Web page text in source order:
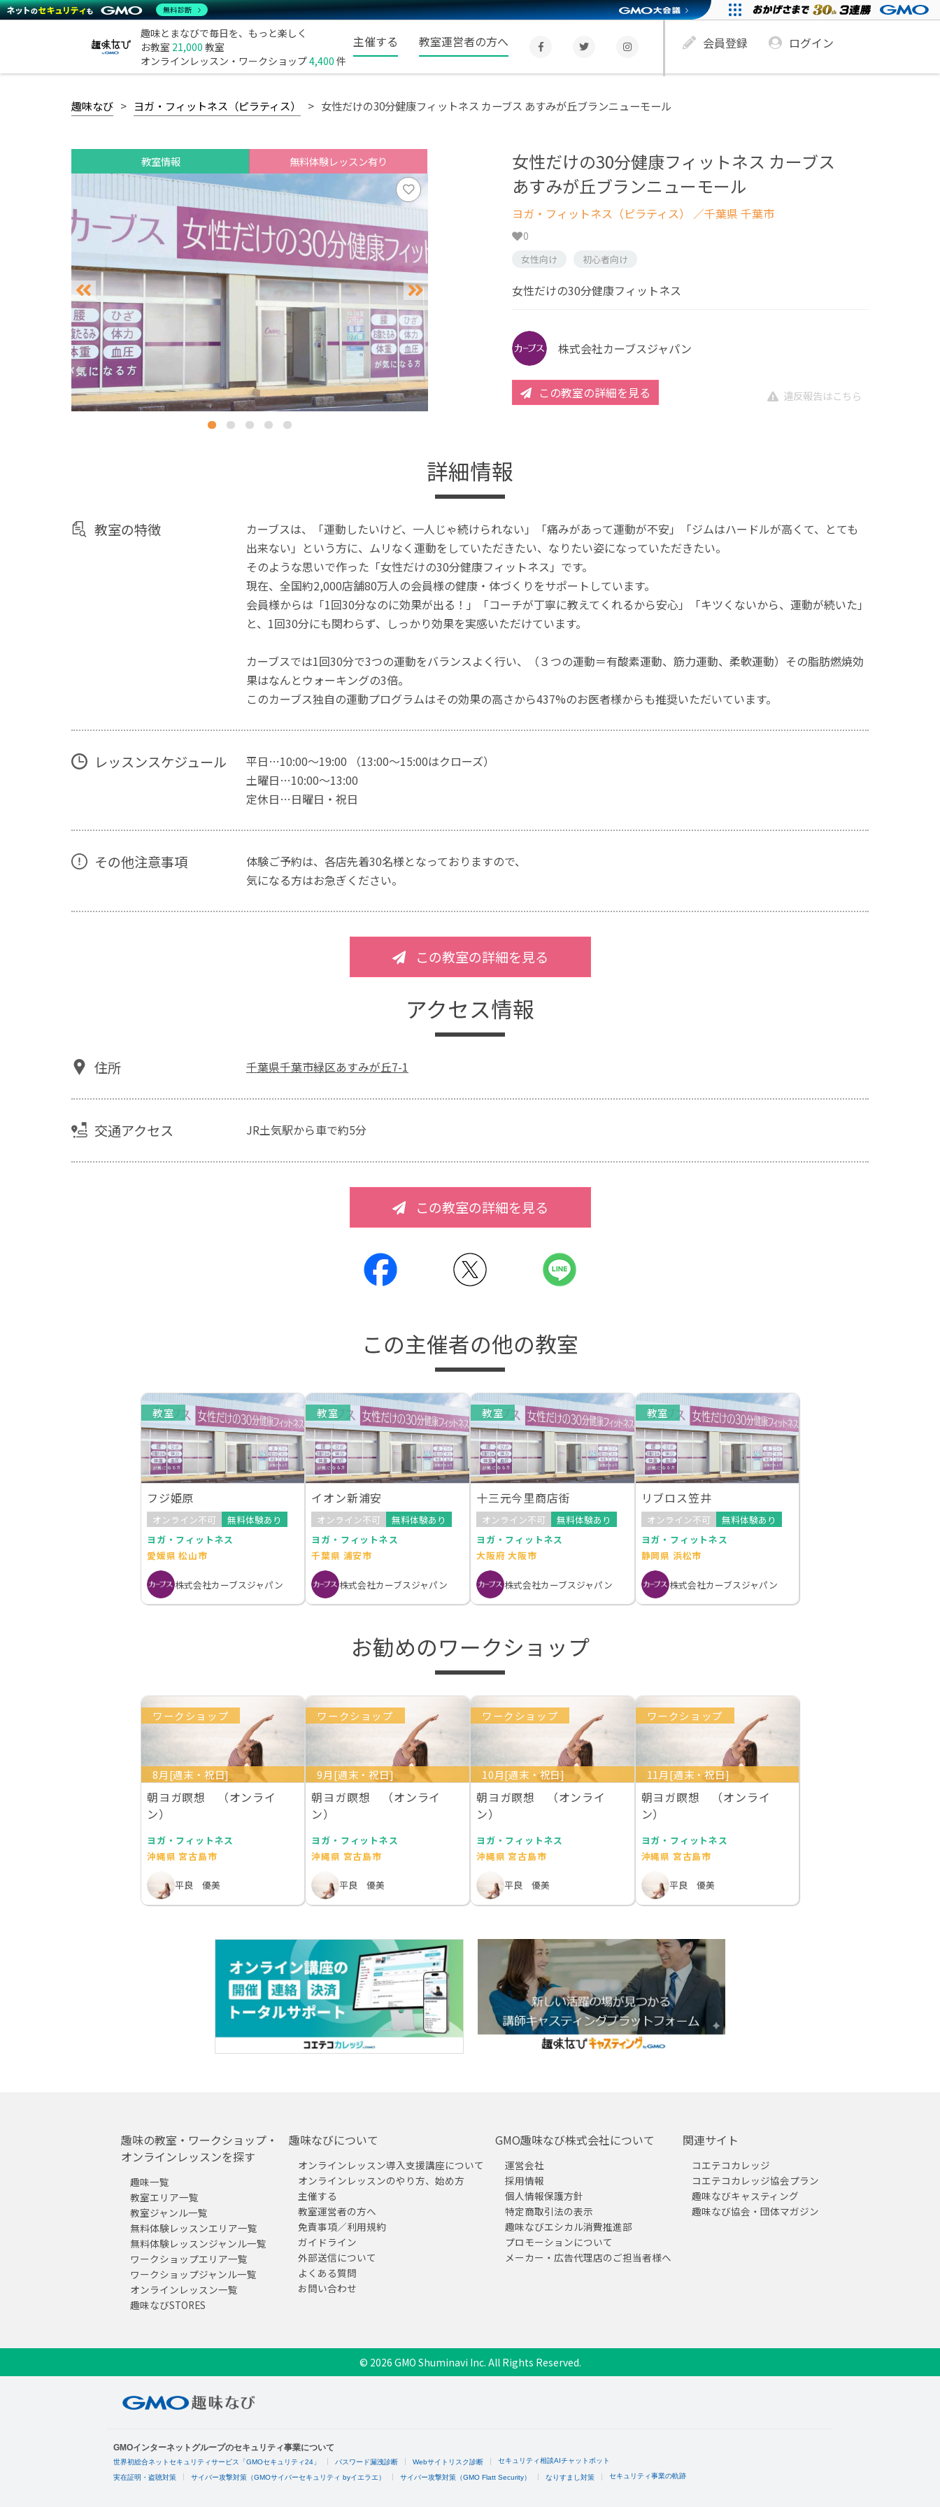
趣味とまなびで毎日を、もっと楽しく
お教室 21,000 教室
オンラインレッスン・ワークショップ4,400 件
主催する 教室運営者の方へ 会員登録 ログイン
趣味なび ヨガ・フィットネス（ピラティス） 女性だけの30分健康フィットネス カーブス あすみが丘ブランニューモール
教室情報 無料体験レッスン有り
女性だけの30分健康フィットネス カーブス
あすみが丘ブランニューモール
ヨガ・フィットネス（ピラティス） ／千葉県 千葉市
0
女性向け 初心者向け
女性だけの30分健康フィットネス
株式会社カーブスジャパン
この教室の詳細を見る 違反報告はこちら
詳細情報
教室の特徴
カーブスは、「運動したいけど、一人じゃ続けられない」「痛みがあって運動が不安」「ジムはハードルが高くて、とても
出来ない」という方に、ムリなく運動をしていただきたい、なりたい姿になっていただきたい。
そのような思いで作った「女性だけの30分健康フィットネス」です。
現在、全国約2,000店舗80万人の会員様の健康・体づくりをサポートしています。
会員様からは「1回30分なのに効果が出る！」「コーチが丁寧に教えてくれるから安心」「キツくないから、運動が続いた」
と、1回30分にも関わらず、しっかり効果を実感いただけています。
カーブスでは1回30分で3つの運動をバランスよく行い、（３つの運動＝有酸素運動、筋力運動、柔軟運動）その脂肪燃焼効
果はなんとウォーキングの3倍。
このカーブス独自の運動プログラムはその効果の高さから437%のお医者様からも推奨いただいています。
レッスンスケジュール
平日…10:00～19:00 （13:00～15:00はクローズ）
土曜日…10:00～13:00
定休日…日曜日・祝日
その他注意事項
体験ご予約は、各店先着30名様となっておりますので、
気になる方はお急ぎください。
この教室の詳細を見る
アクセス情報
住所 千葉県千葉市緑区あすみが丘7-1
交通アクセス JR土気駅から車で約5分
この教室の詳細を見る
この主催者の他の教室
教室
フジ姫原
オンライン不可
無料体験あり
ヨガ・フィットネス
愛媛県 松山市
株式会社カーブスジャパン
教室
イオン新浦安
オンライン不可
無料体験あり
ヨガ・フィットネス
千葉県 浦安市
株式会社カーブスジャパン
教室
十三元今里商店街
オンライン不可
無料体験あり
ヨガ・フィットネス
大阪府 大阪市
株式会社カーブスジャパン
教室
リブロス笠井
オンライン不可
無料体験あり
ヨガ・フィットネス
静岡県 浜松市
株式会社カーブスジャパン
お勧めのワークショップ
ワークショップ
8月[週末・祝日]
朝ヨガ瞑想 （オンライ
ン）
ヨガ・フィットネス
沖縄県 宮古島市
平良 優美
ワークショップ
9月[週末・祝日]
朝ヨガ瞑想 （オンライ
ン）
ヨガ・フィットネス
沖縄県 宮古島市
平良 優美
ワークショップ
10月[週末・祝日]
朝ヨガ瞑想 （オンライ
ン）
ヨガ・フィットネス
沖縄県 宮古島市
平良 優美
ワークショップ
11月[週末・祝日]
朝ヨガ瞑想 （オンライ
ン）
ヨガ・フィットネス
沖縄県 宮古島市
平良 優美
趣味の教室・ワークショップ・
オンラインレッスンを探す
趣味一覧
教室エリア一覧
教室ジャンル一覧
無料体験レッスンエリア一覧
無料体験レッスンジャンル一覧
ワークショップエリア一覧
ワークショップジャンル一覧
オンラインレッスン一覧
趣味なびSTORES
趣味なびについて
オンラインレッスン導入支援講座について
オンラインレッスンのやり方、始め方
主催する
教室運営者の方へ
免責事項／利用規約
ガイドライン
外部送信について
よくある質問
お問い合わせ
GMO趣味なび株式会社について
運営会社
採用情報
個人情報保護方針
特定商取引法の表示
趣味なびエシカル消費推進部
プロモーションについて
メーカー・広告代理店のご担当者様へ
関連サイト
コエテコカレッジ
コエテコカレッジ協会プラン
趣味なびキャスティング
趣味なび協会・団体マガジン
© 2026 GMO Shuminavi Inc. All Rights Reserved.
無料診断